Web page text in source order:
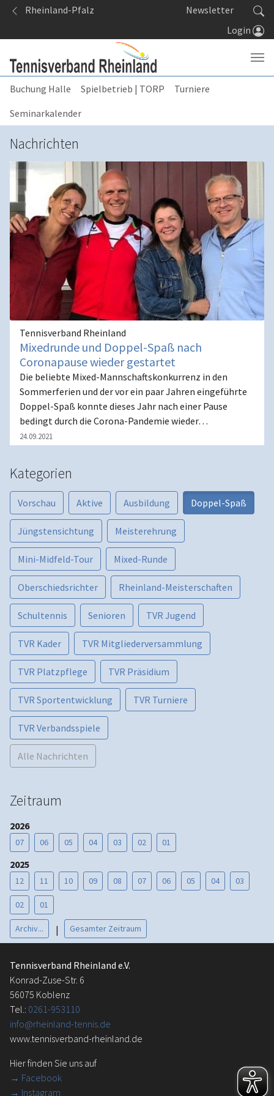
Springe zum Seiteninhalt
Rheinland-Pfalz
Newsletter
Login
Buchung Halle Spielbetrieb | TORP
Turniere
Seminarkalender
Nachrichten
Tennisverband Rheinland
Mixedrunde und Doppel-Spaß nach
Coronapause wieder gestartet
Die beliebte Mixed-Mannschaftskonkurrenz in den
Sommerferien und der vor ein paar Jahren eingeführte
Doppel-Spaß konnte dieses Jahr nach einer Pause
bedingt durch die Corona-Pandemie wieder…
24.09.2021
Kategorien
Vorschau Aktive Ausbildung Doppel-Spaß
Jüngstensichtung Meisterehrung
Mini-Midfeld-Tour Mixed-Runde
Oberschiedsrichter Rheinland-Meisterschaften
Schultennis Senioren TVR Jugend
TVR Kader TVR Mitgliederversammlung
TVR Platzpflege TVR Präsidium
TVR Sportentwicklung TVR Turniere
TVR Verbandsspiele
Alle Nachrichten
Zeitraum
2026
07 06 05 04 03 02 01
2025
12 11 10 09 08 07 06 05 04 03
02 01
Archiv... | Gesamter Zeitraum
Tennisverband Rheinland e.V.
Konrad-Zuse-Str. 6
56075 Koblenz
Tel.: 0261-953110
info@rheinland-tennis.de
www.tennisverband-rheinland.de
Hier finden Sie uns auf
→ Facebook
→ Instagram